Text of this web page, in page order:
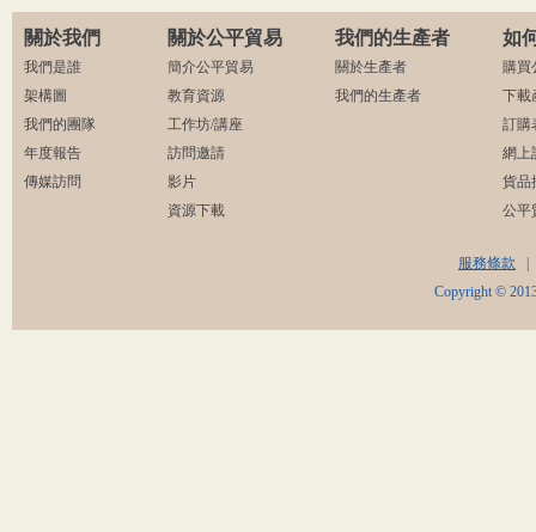
關於我們 關於公平貿易 我們的生產者 如
我們是誰
架構圖
我們的團隊
年度報告
傳媒訪問
簡介公平貿易
教育資源
工作坊/講座
訪問邀請
影片
資源下載
關於生產者
我們的生產者
購買
下載
訂購
網上
貨品
公平
服務條款
Copyright ©